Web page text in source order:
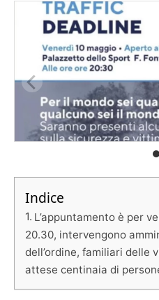
Indice
L’appuntamento è per
20.30, intervengono
dell’ordine, familiari delle
attese centinaia di